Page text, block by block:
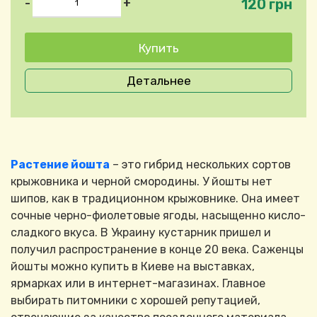
-
+ 120 грн
Детальнее
Растение йошта – это гибрид нескольких сортов
крыжовника и черной смородины. У йошты нет
шипов, как в традиционном крыжовнике. Она имеет
сочные черно-фиолетовые ягоды, насыщенно кисло-
сладкого вкуса. В Украину кустарник пришел и
получил распространение в конце 20 века. Саженцы
йошты можно купить в Киеве на выставках,
ярмарках или в интернет-магазинах. Главное
выбирать питомники с хорошей репутацией,